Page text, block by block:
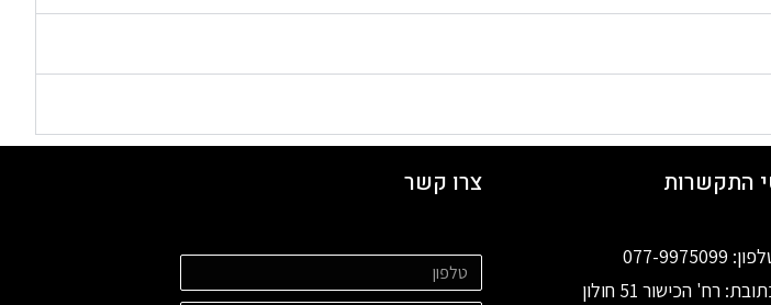
התקשרות
077-9975099
רח' הכישור 51 חולון
צרו קשר